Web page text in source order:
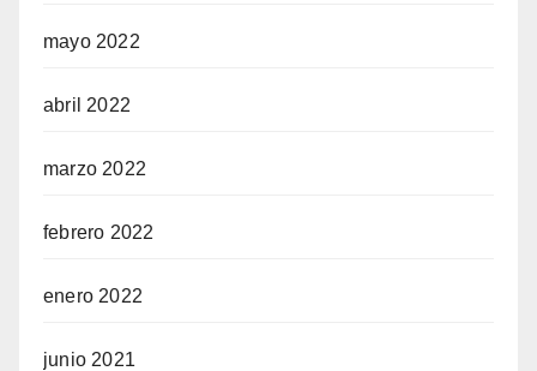
mayo 2022
abril 2022
marzo 2022
febrero 2022
enero 2022
junio 2021